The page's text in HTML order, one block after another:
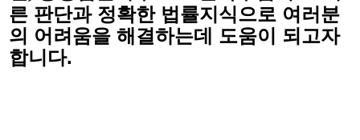
른 판단과 정확한 법률지식으로 여러분
의 어려움을 해결하는데 도움이 되고자
합니다.